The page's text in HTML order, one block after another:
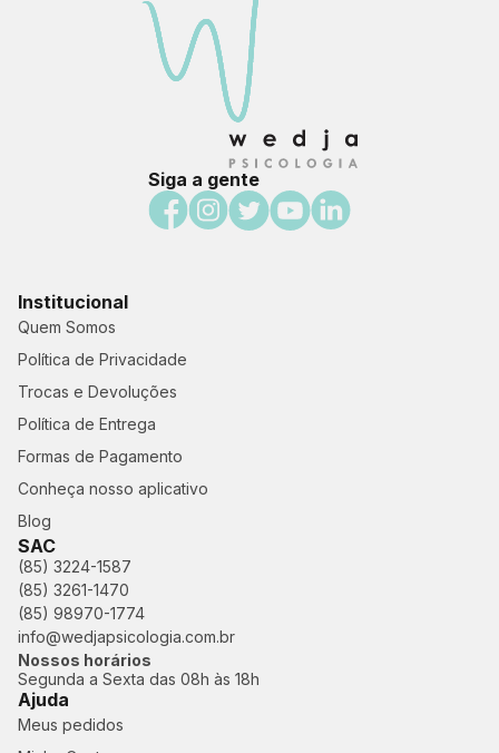
Siga a gente
Institucional
Quem Somos
Política de Privacidade
Trocas e Devoluções
Política de Entrega
Formas de Pagamento
Conheça nosso aplicativo
Blog
SAC
(85) 3224-1587
(85) 3261-1470
(85) 98970-1774
info@wedjapsicologia.com.br
Nossos horários
Segunda a Sexta das 08h às 18h
Ajuda
Meus pedidos